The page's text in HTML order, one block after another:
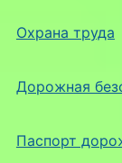
Охрана труда
Дорожная
Паспорт